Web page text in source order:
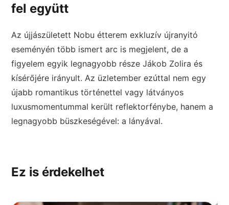
fel együtt
Az újjászületett Nobu étterem exkluzív újranyitó
eseményén több ismert arc is megjelent, de a
figyelem egyik legnagyobb része Jákob Zolira és
kísérőjére irányult. Az üzletember ezúttal nem egy
újabb romantikus történettel vagy látványos
luxusmomentummal került reflektorfénybe, hanem a
legnagyobb büszkeségével: a lányával.
Ez is érdekelhet